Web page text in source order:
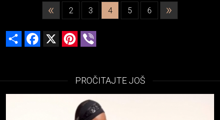
« 2 3 4 5 6 »
Share Facebook Pinterest
PROČITAJTE JOŠ